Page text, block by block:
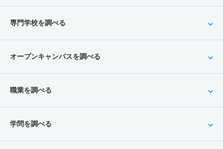
専門学校を調べる
オープンキャンパスを調べる
職業を調べる
学問を調べる